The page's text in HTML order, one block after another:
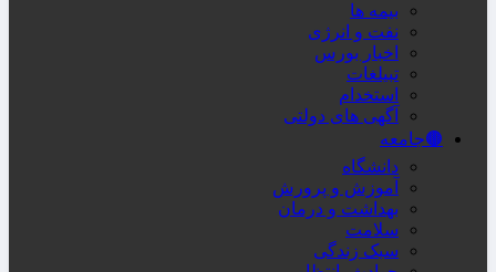
بیمه ها
نفت و انرژی
اخبار بورس
تبیلغات
استخدام
آگهی های دولتی
🟤جامعه
دانشگاه
آموزش و پرورش
بهداشت و درمان
سلامت
سبک زندگی